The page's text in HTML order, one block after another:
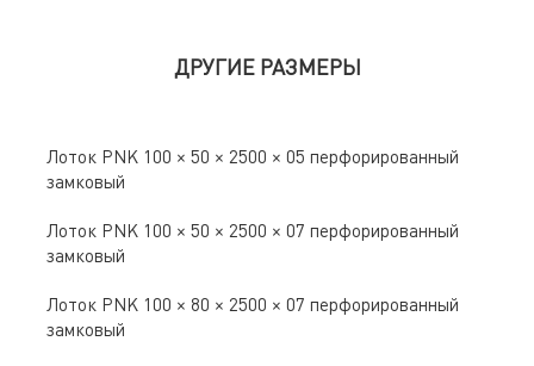
ДРУГИЕ РАЗМЕРЫ
Лоток PNK 100 × 50 × 2500 × 05 перфорированный
замковый
Лоток PNK 100 × 50 × 2500 × 07 перфорированный
замковый
Лоток PNK 100 × 80 × 2500 × 07 перфорированный
замковый